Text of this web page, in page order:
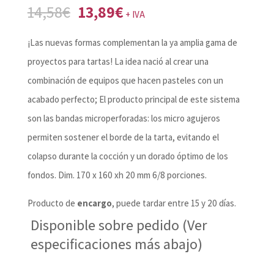
14,58€ El
original
era:
14,58€.
13,89€El
actual
es:
13,89€.
+ IVA
¡Las nuevas formas complementan la ya amplia gama de
proyectos para tartas! La idea nació al crear una
combinación de equipos que hacen pasteles con un
acabado perfecto; El producto principal de este sistema
son las bandas microperforadas: los micro agujeros
permiten sostener el borde de la tarta, evitando el
colapso durante la cocción y un dorado óptimo de los
fondos. Dim. 170 x 160 xh 20 mm 6/8 porciones.
Producto de encargo, puede tardar entre 15 y 20 días.
Disponible sobre pedido (Ver
especificaciones más abajo)